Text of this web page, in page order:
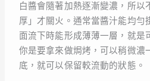
白醬會隨著加熱逐漸變濃，所以
厚」才關火。通常當醬汁能均勻
面流下時能形成薄薄一層，就是
你是要拿來做焗烤，可以稍微濃
底，就可以保留較流動的狀態。